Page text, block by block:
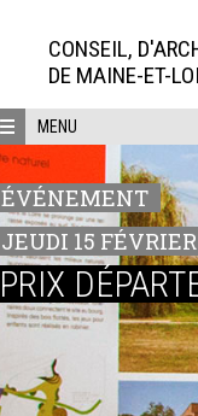
CONSEIL,
DE MAINE-ET-
MENU
ÉVÉNEMENT
JEUDI 15
PRIX